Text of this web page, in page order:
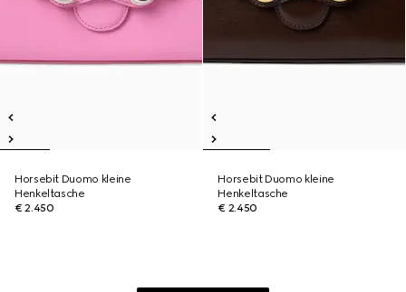
Horsebit Duomo kleine
Henkeltasche
€ 2.450
Horsebit Duomo kleine
Henkeltasche
€ 2.450